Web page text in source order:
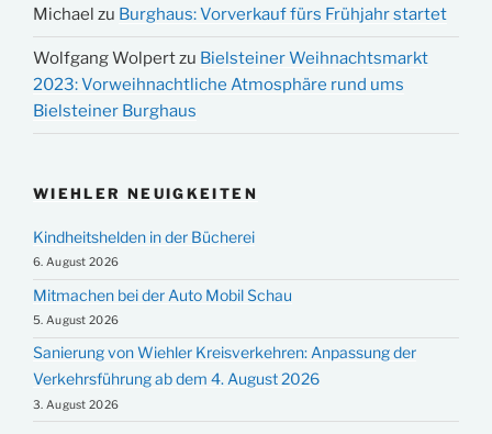
Michael zu Burghaus: Vorverkauf fürs Frühjahr startet
Wolfgang Wolpertzu Bielsteiner Weihnachtsmarkt
2023: Vorweihnachtliche Atmosphäre rund ums
Bielsteiner Burghaus
WIEHLER NEUIGKEITEN
Kindheitshelden in der Bücherei
6. August 2026
Mitmachen bei der Auto Mobil Schau
5. August 2026
Sanierung von Wiehler Kreisverkehren: Anpassung der
Verkehrsführung ab dem 4. August 2026
3. August 2026